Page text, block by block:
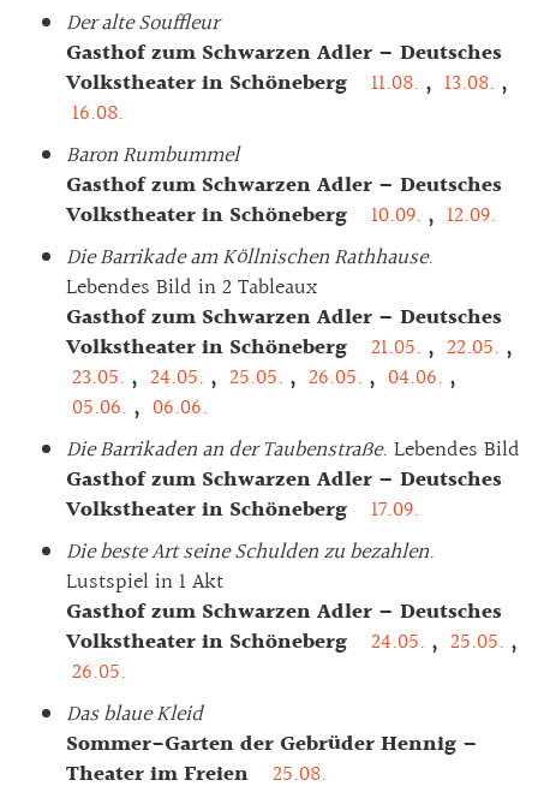
Der alte Souffleur
Gasthof zum Schwarzen Adler – Deutsches
Volkstheater in Schöneberg
11.08. , 13.08. ,
16.08.
Baron Rumbummel
Gasthof zum Schwarzen Adler – Deutsches
Volkstheater in Schöneberg
10.09. , 12.09.
Die Barrikade am Köllnischen Rathhause.
Lebendes Bild in 2 Tableaux
Gasthof zum Schwarzen Adler – Deutsches
Volkstheater in Schöneberg
21.05. , 22.05. ,
23.05. , 24.05. , 25.05. , 26.05. , 04.06. ,
05.06. , 06.06.
Die Barrikaden an der Taubenstraße. Lebendes Bild
Gasthof zum Schwarzen Adler – Deutsches
Volkstheater in Schöneberg
17.09.
Die beste Art seine Schulden zu bezahlen.
Lustspiel in 1 Akt
Gasthof zum Schwarzen Adler – Deutsches
Volkstheater in Schöneberg
24.05. , 25.05. ,
26.05.
Das blaue Kleid
Sommer-Garten der Gebrüder Hennig –
Theater im Freien
25.08.